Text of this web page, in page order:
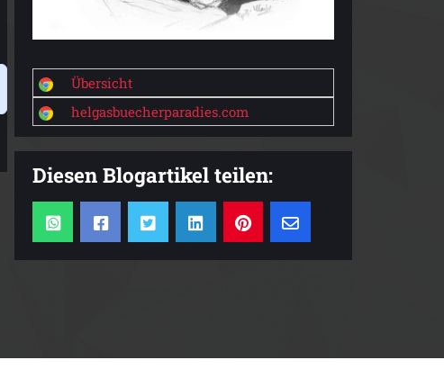
Übersicht
helgasbuecherparadies.com
Diesen Blogartikel teilen: